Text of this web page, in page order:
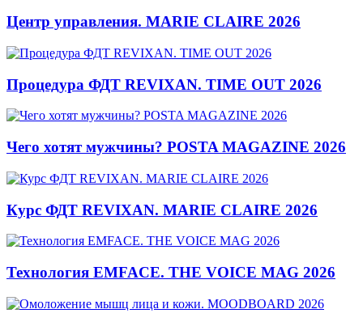
Центр управления. MARIE CLAIRE 2026
Процедура ФДТ REVIXAN. TIME OUT 2026
Чего хотят мужчины? POSTA MAGAZINE 2026
Курс ФДТ REVIXAN. MARIE CLAIRE 2026
Технология EMFACE. THE VOICE MAG 2026